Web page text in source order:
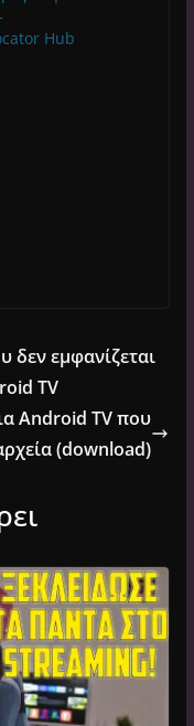
Hub
εμφανίζεται
TV
Android TV που
(download)